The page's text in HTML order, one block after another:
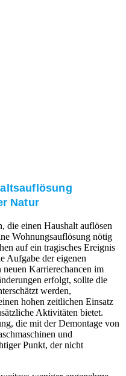
Natur
die einen Haushalt auflösen
Wohnungsauflösung nötig
auf ein tragisches Ereignis
Aufgabe der eigenen
Karrierechancen im
erfolgt, sollte die
werden,
hohen zeitlichen Einsatz
Aktivitäten bietet.
die mit der Demontage von
und
Punkt, der nicht